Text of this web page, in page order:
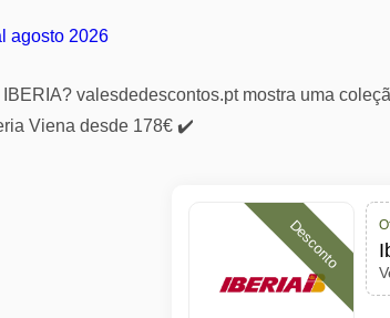
agosto 2026
valesdedescontos.pt mostra uma
Viena desde 178€ ✔️
Desconto